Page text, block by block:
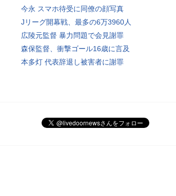
今永 スマホ待受に同僚の顔写真
Jリーグ開幕戦、最多の6万3960人
広陵元監督 暴力問題で会見謝罪
森保監督、衝撃ゴール16歳に言及
本多灯 代表辞退し被害者に謝罪